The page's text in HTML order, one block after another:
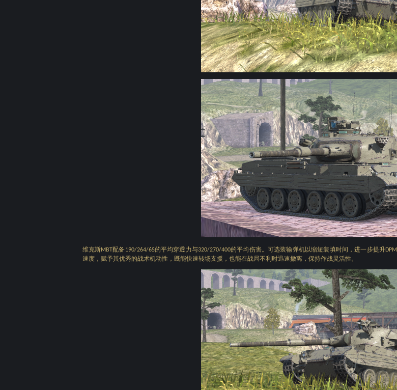
维克斯MBT配备190/264/65的平均穿透力与320/270/400的平均伤害。可选装输弹机以缩短装填时间，进一步提升DPM
速度，赋予其优秀的战术机动性，既能快速转场支援，也能在战局不利时迅速撤离，保持作战灵活性。